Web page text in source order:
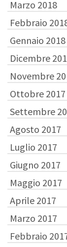
Marzo 2018
Febbraio
Gennaio 2018
Dicembre
Novembre
Ottobre 2017
Settembre
Agosto 2017
Luglio 2017
Giugno 2017
Maggio 2017
Aprile 2017
Marzo 2017
Febbraio